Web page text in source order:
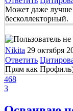
Может даже лучше
бесколлекторный.
Nikita 29 октября
Ответить
Прям как
468
3